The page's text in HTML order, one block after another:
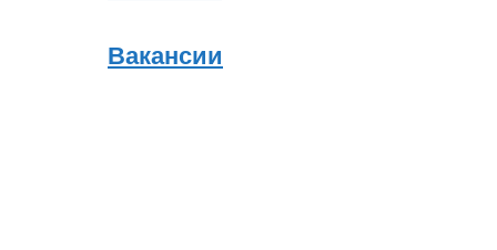
Вакансии